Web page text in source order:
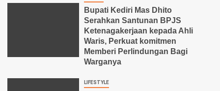
Bupati Kediri Mas Dhito
Serahkan Santunan BPJS
Ketenagakerjaan kepada Ahli
Waris, Perkuat komitmen
Memberi Perlindungan Bagi
Warganya
LIFESTYLE